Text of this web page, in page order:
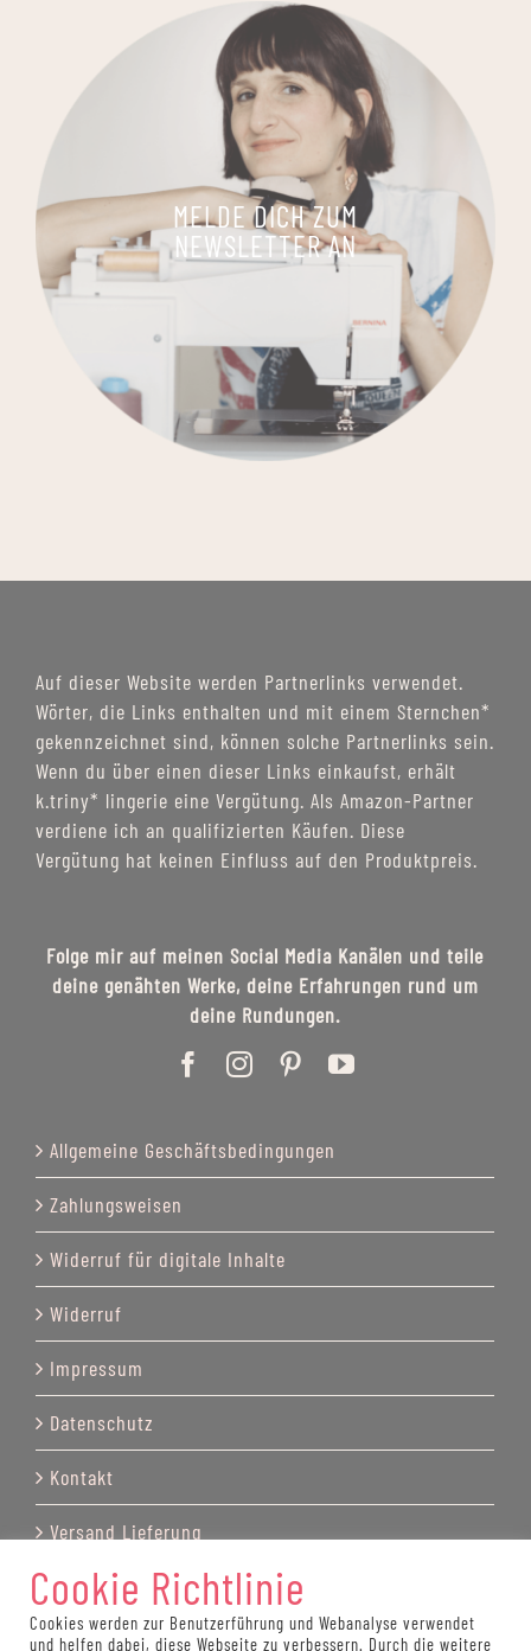
MELDE DICH ZUM
NEWSLETTER AN
Auf dieser Website werden Partnerlinks verwendet.
Wörter, die Links enthalten und mit einem Sternchen*
gekennzeichnet sind, können solche Partnerlinks sein.
Wenn du über einen dieser Links einkaufst, erhält
k.triny* lingerie eine Vergütung. Als Amazon-Partner
verdiene ich an qualifizierten Käufen. Diese
Vergütung hat keinen Einfluss auf den Produktpreis.
Folge mir auf meinen Social Media Kanälen und teile
deine genähten Werke, deine Erfahrungen rund um
deine Rundungen.
Allgemeine Geschäftsbedingungen
Zahlungsweisen
Widerruf für digitale Inhalte
Widerruf
Impressum
Datenschutz
Kontakt
Versand Lieferung
Cookie Richtlinie
Cookies werden zur Benutzerführung und Webanalyse verwendet
und helfen dabei, diese Webseite zu verbessern. Durch die weitere